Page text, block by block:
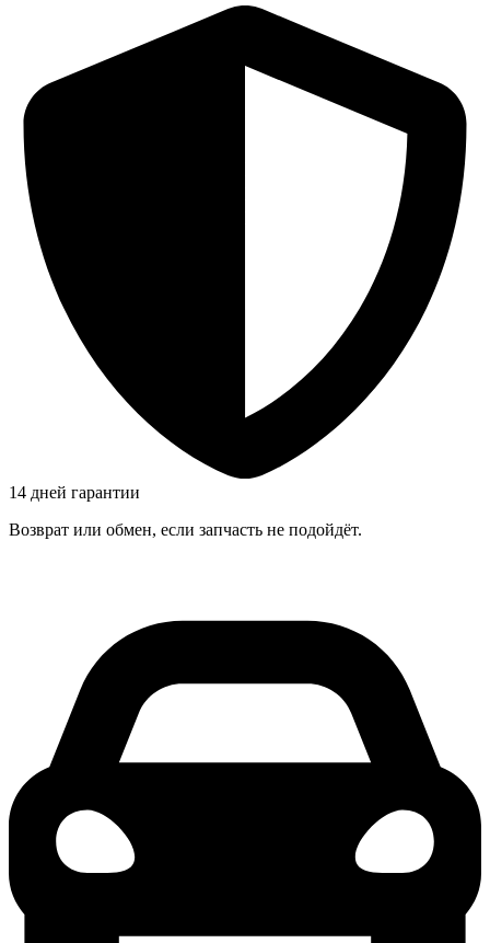
14 дней гарантии
Возврат или обмен, если запчасть не подойдёт.